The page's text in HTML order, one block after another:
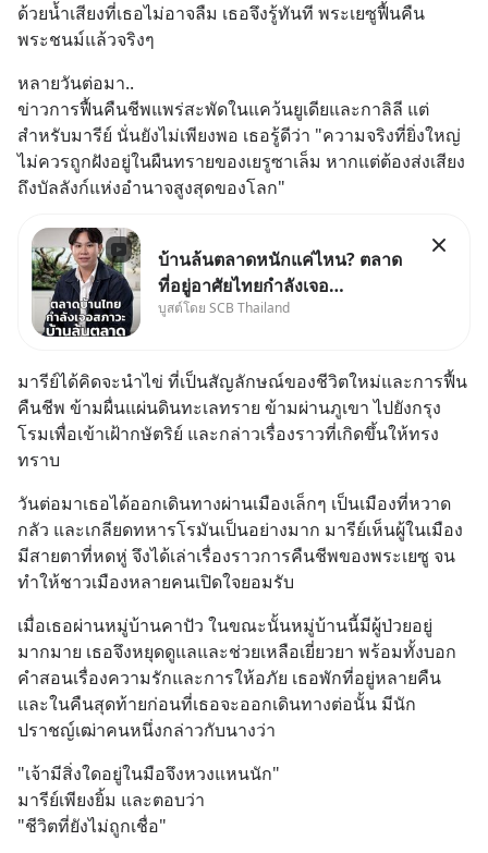
ด้วยน้ำเสียงที่เธอไม่อาจลืม เธอจึงรู้ทันที พระเยซูฟื้นคืน
พระชนม์แล้วจริงๆ
หลายวันต่อมา..
ข่าวการฟื้นคืนชีพแพร่สะพัดในแคว้นยูเดียและกาลิลี แต่
สำหรับมารีย์ นั่นยังไม่เพียงพอ เธอรู้ดีว่า "ความจริงที่ยิ่งใหญ่
ไม่ควรถูกฝังอยู่ในผืนทรายของเยรูซาเล็ม หากแต่ต้องส่งเสียง
ถึงบัลลังก์แห่งอำนาจสูงสุดของโลก"
บ้านล้นตลาดหนักแค่ไหน? ตลาด
ที่อยู่อาศัยไทยกำลังเจอ
Oversupply หนักกว่าที่คิด และ
เศรษฐกิจ #SCBEIC #อสังหา
#บ้านล้นตลาด #เศรษฐกิจไทย
#EICAround #SCBThailand
สามารถดูคลิปท
บูสต์โดย SCB Thailand
มารีย์ได้คิดจะนำไข่ ที่เป็นสัญลักษณ์ของชีวิตใหม่และการฟื้น
คืนชีพ ข้ามผื่นแผ่นดินทะเลทราย ข้ามผ่านภูเขา ไปยังกรุง
โรมเพื่อเข้าเฝ้ากษัตริย์ และกล่าวเรื่องราวที่เกิดขึ้นให้ทรง
ทราบ
วันต่อมาเธอได้ออกเดินทางผ่านเมืองเล็กๆ เป็นเมืองที่หวาด
กลัว และเกลียดทหารโรมันเป็นอย่างมาก มารีย์เห็นผู้ในเมือง
มีสายตาที่หดหู่ จึงได้เล่าเรื่องราวการคืนชีพของพระเยซู จน
ทำให้ชาวเมืองหลายคนเปิดใจยอมรับ
เมื่อเธอผ่านหมู่บ้านคาปัว ในขณะนั้นหมู่บ้านนี้มีผู้ป่วยอยู่
มากมาย เธอจึงหยุดดูแลและช่วยเหลือเยี่ยวยา พร้อมทั้งบอก
คำสอนเรื่องความรักและการให้อภัย เธอพักที่อยู่หลายคืน
และในคืนสุดท้ายก่อนที่เธอจะออกเดินทางต่อนั้น มีนัก
ปราชญ์เฒ่าคนหนึ่งกล่าวกับนางว่า
"เจ้ามีสิ่งใดอยู่ในมือจึงหวงแหนนัก"
มารีย์เพียงยิ้ม และตอบว่า
"ชีวิตที่ยังไม่ถูกเชื่อ"